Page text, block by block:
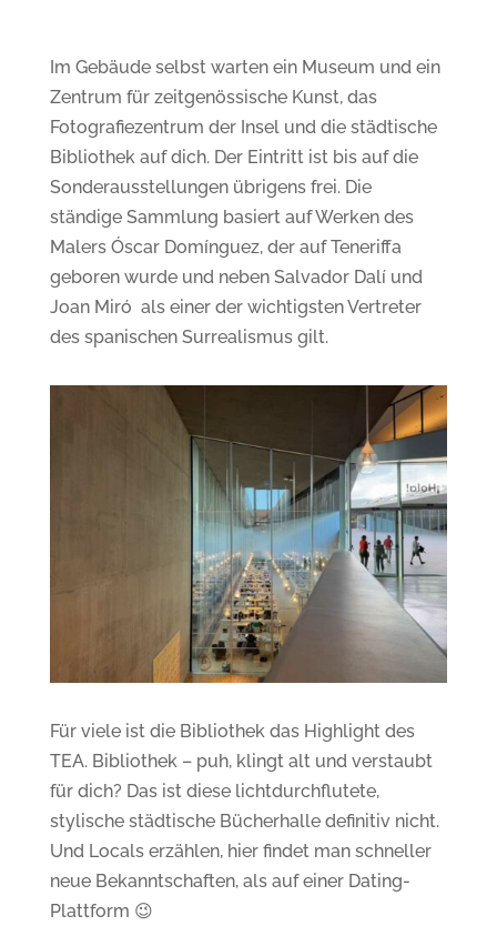
Im Gebäude selbst warten ein Museum und ein
Zentrum für zeitgenössische Kunst, das
Fotografiezentrum der Insel und die städtische
Bibliothek auf dich. Der Eintritt ist bis auf die
Sonderausstellungen übrigens frei. Die
ständige Sammlung basiert auf Werken des
Malers Óscar Domínguez, der auf Teneriffa
geboren wurde und neben Salvador Dalí und
Joan Miró alseiner der wichtigsten Vertreter
desspanischen Surrealismus gilt.
Für viele ist die Bibliothek das Highlight des
TEA. Bibliothek – puh, klingt alt und verstaubt
für dich? Das ist diese lichtdurchflutete,
stylische städtische Bücherhalle definitiv nicht.
Und Locals erzählen, hier findet man schneller
neue Bekanntschaften, als auf einer Dating-
Plattform 😉